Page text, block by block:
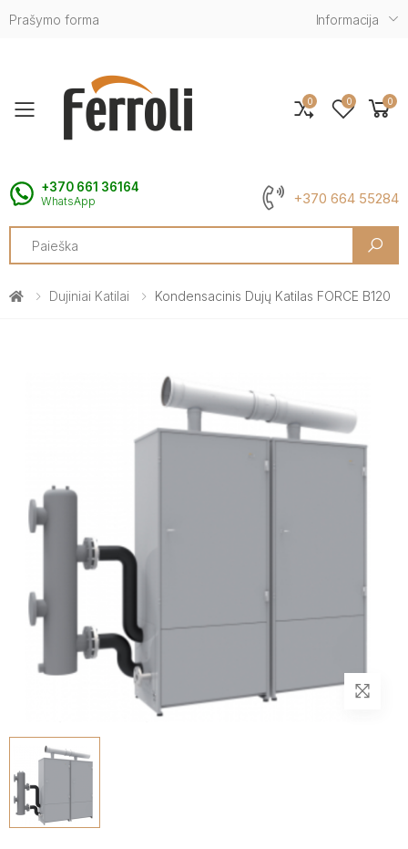
Prašymo forma Informacija
Toggle mobile menu
+370 661 36164
WhatsApp +370 664 55284
Search
0 0 0
Dujiniai Katilai Kondensacinis Dujų Katilas FORCE B120